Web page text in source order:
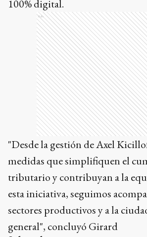
100% digital.
Ads
"Desde la gestión de Axel
medidas que simplifiquen el
tributario y contribuyan a la
esta iniciativa, seguimos
sectores productivos y a la
general", concluyó Girard